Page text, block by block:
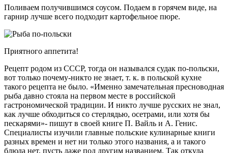
Поливаем получившимся соусом. Подаем в горячем виде, на
гарнир лучше всего подходит картофельное пюре.
Приятного аппетита!
Рецепт родом из СССР, тогда он назывался судак по-польски,
вот только почему-никто не знает, т. к. в польской кухне
такого рецепта не было. «Именно замечательная пресноводная
рыба давно стояла на первом месте в российской
гастрономической традиции. И никто лучше русских не знал,
как лучше обходиться со стерлядью, осетрами, или хотя бы
пескарями»- пишут в своей книге П. Вайль и А. Генис.
Специалисты изучили главные польские кулинарные книги
разных времен и нет ни только этого названия, а и такого
блюда нет, пусть даже под другим названием. Так откуда